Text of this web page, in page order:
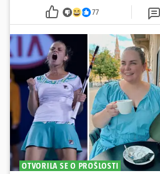
77
OTVORILA SE O PROŠLOSTI